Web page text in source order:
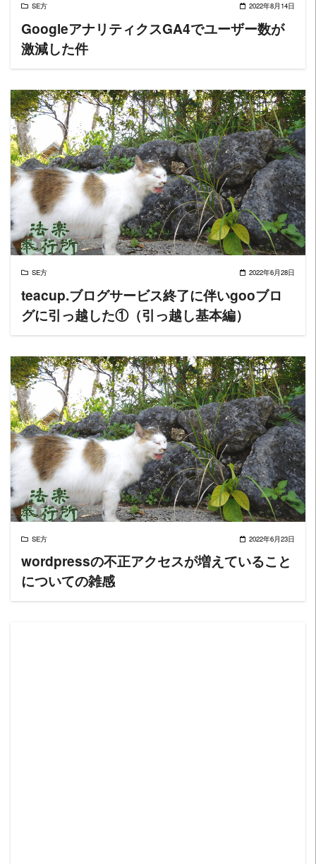
SE方 2022年8月14日
GoogleアナリティクスGA4でユーザー数が
激減した件
READ MORE
SE方 2022年6月28日
teacup.ブログサービス終了に伴いgooブロ
グに引っ越した①（引っ越し基本編）
READ MORE
SE方 2022年6月23日
wordpressの不正アクセスが増えていること
についての雑感